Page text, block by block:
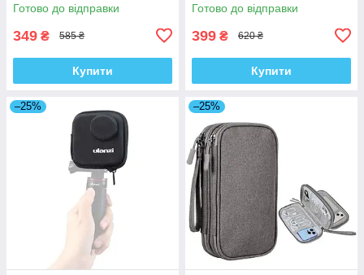
Готово до відправки
349 ₴ 585 ₴
Купити
Готово до відправки
399 ₴ 620 ₴
Купити
–25% –25%